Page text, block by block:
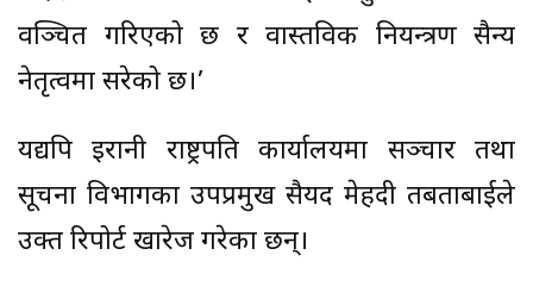
वञ्चित गरिएको छ र वास्तविक नियन्त्रण सैन्य
नेतृत्वमा सरेको छ।’
यद्यपि इरानी राष्ट्रपति कार्यालयमा सञ्चार तथा
सूचना विभागका उपप्रमुख सैयद मेहदी तबताबाईले
उक्त रिपोर्ट खारेज गरेका छन्।